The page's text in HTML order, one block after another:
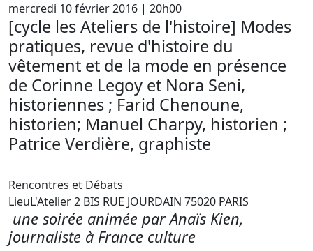
mercredi 10 février 2016 | 20h00
[cycle les Ateliers de l'histoire] Modes
pratiques, revue d'histoire du
vêtement et de la mode en présence
de Corinne Legoy et Nora Seni,
historiennes ; Farid Chenoune,
historien; Manuel Charpy, historien ;
Patrice Verdière, graphiste
Rencontres et Débats
LieuL'Atelier 2 BIS RUE JOURDAIN 75020 PARIS
une soirée animée par Anaïs Kien,
journaliste à France culture